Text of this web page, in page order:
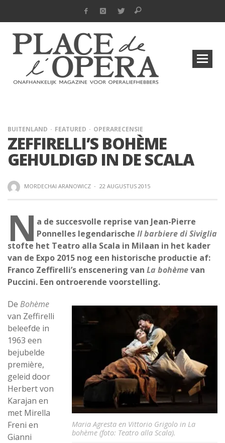
BUITENLAND FEATURED OPERARECENSIE
ZEFFIRELLI’S BOHÈME
GEHULDIGD IN DE SCALA
MORDECHAI ARANOWICZ · 22 AUGUSTUS 2015
N a de succesvolle reprise van Jean-Pierre
Ponnelles legendarische Il barbiere di Siviglia
stofte het Teatro alla Scala in Milaan in het kader
van de Expo 2015 nog een historische productie af:
Franco Zeffirelli’s enscenering van La bohèmevan
Puccini. Een ontroerende voorstelling.
Maria Agresta en Vittorio Grigolo in La
bohème (foto: Teatro alla Scala).
De Bohème
van Zeffirelli
beleefde in
1963 een
bejubelde
première,
geleid door
Herbert von
Karajan en
met Mirella
Freni en
Gianni